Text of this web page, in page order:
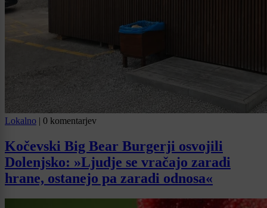
Lokalno | 0 komentarjev
Kočevski Big Bear Burgerji osvojili
Dolenjsko: »Ljudje se vračajo zaradi
hrane, ostanejo pa zaradi odnosa«